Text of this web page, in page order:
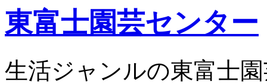
東富士園芸センター
生活ジャンルの東富士